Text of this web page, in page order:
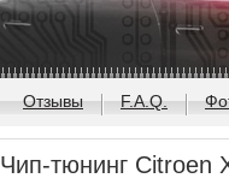
Отзывы F.A.Q.
Чип-тюнинг Citroen